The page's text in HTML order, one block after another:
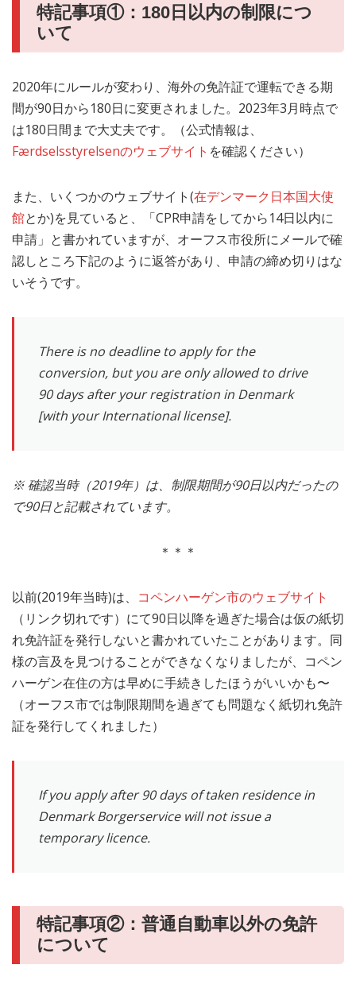
特記事項①：180日以内の制限につ
いて
2020年にルールが変わり、海外の免許証で運転できる期
間が90日から180日に変更されました。2023年3月時点で
は180日間まで大丈夫です。（公式情報は、
Færdselsstyrelsenのウェブサイト を確認ください）
また、いくつかのウェブサイト(在デンマーク日本国大使
館とか)を見ていると、「CPR申請をしてから14日以内に
申請」と書かれていますが、オーフス市役所にメールで確
認しところ下記のように返答があり、申請の締め切りはな
いそうです。
There is no deadline to apply for the
conversion, but you are only allowed to drive
90 days after your registration in Denmark
[with your International license].
※ 確認当時（2019年）は、制限期間が90日以内だったの
で90日と記載されています。
＊＊＊
以前(2019年当時)は、 コペンハーゲン市のウェブサイト
（リンク切れです）にて90日以降を過ぎた場合は仮の紙切
れ免許証を発行しないと書かれていたことがあります。同
様の言及を見つけることができなくなりましたが、コペン
ハーゲン在住の方は早めに手続きしたほうがいいかも〜
（オーフス市では制限期間を過ぎても問題なく紙切れ免許
証を発行してくれました）
If you apply after 90 days of taken residence in
Denmark Borgerservice will not issue a
temporary licence.
特記事項②：普通自動車以外の免許
について